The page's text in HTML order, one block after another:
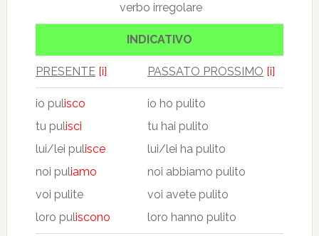
verbo irregolare
INDICATIVO
PRESENTE [i] PASSATO PROSSIMO [i]
io pulisco
tu pulisci
lui/lei pulisce
noi puliamo
voi pulite
loro puliscono
io ho pulito
tu hai pulito
lui/lei ha pulito
noi abbiamo pulito
voi avete pulito
loro hanno pulito